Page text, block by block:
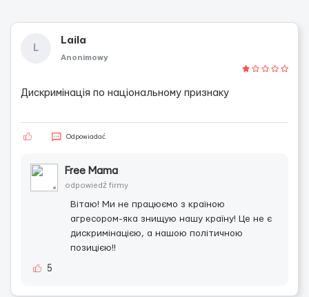
L
Laila
Anonimowy
Дискримiнацiя по нацiональному признаку
Odpowiadać
Free Mama
odpowiedź firmy
Вітаю! Ми не працюємо з країною
агресором-яка знищую нашу країну! Це не є
дискримінацією, а нашою політичною
позицією!!
5